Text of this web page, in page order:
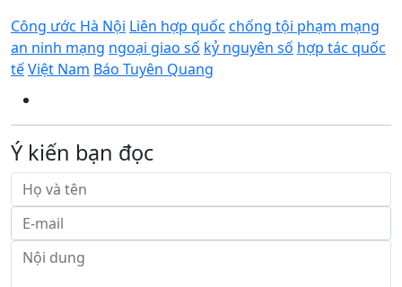
Công ước Hà Nội Liên hợp quốc chống tội phạm mạng
an ninh mạng ngoại giao số kỷ nguyên số hợp tác quốc
tếViệt Nam Báo Tuyên Quang
Ý kiến bạn đọc